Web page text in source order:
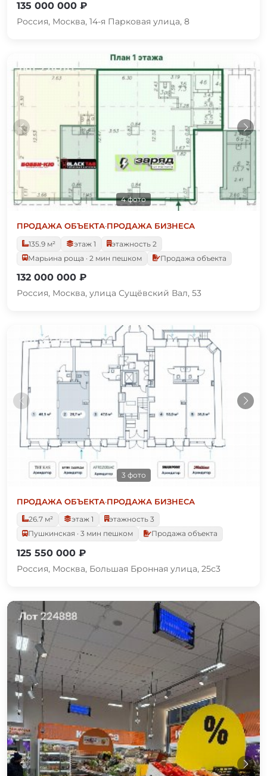
135 000 000 ₽
Россия, Москва, 14-я Парковая улица, 8
4 фото
ПРОДАЖА ОБЪЕКТА·ПРОДАЖА БИЗНЕСА
135.9 м²
этаж 1
этажность 2
Марьина роща · 2 мин пешком
Продажа объекта
132 000 000 ₽
Россия, Москва, улица Сущёвский Вал, 53
3 фото
ПРОДАЖА ОБЪЕКТА·ПРОДАЖА БИЗНЕСА
26.7 м²
этаж 1
этажность 3
Пушкинская · 3 мин пешком
Продажа объекта
125 550 000 ₽
Россия, Москва, Большая Бронная улица, 25с3